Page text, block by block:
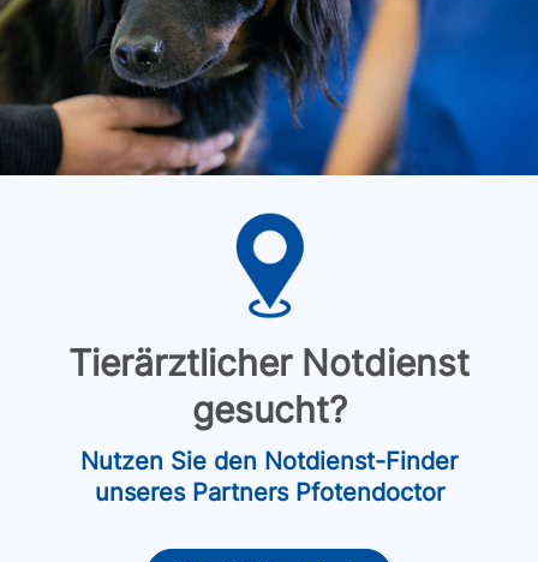
Tierärztlicher Notdienst
gesucht?
Nutzen Sie den Notdienst-Finder
unseres Partners Pfotendoctor